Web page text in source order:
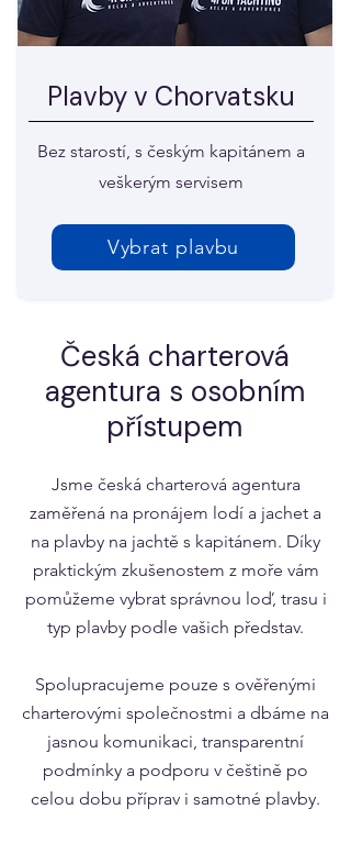
Plavby v Chorvatsku
Bez starostí, s českým kapitánem a
veškerým servisem
Vybrat plavbu
Česká charterová
agentura s osobním
přístupem
Jsme česká charterová agentura
zaměřená na pronájem lodí a jachet a
na plavby na jachtě s kapitánem. Díky
praktickým zkušenostem z moře vám
pomůžeme vybrat správnou loď, trasu i
typ plavby podle vašich představ.
Spolupracujeme pouze s ověřenými
charterovými společnostmi a dbáme na
jasnou komunikaci, transparentní
podmínky a podporu v češtině po
celou dobu příprav i samotné plavby.